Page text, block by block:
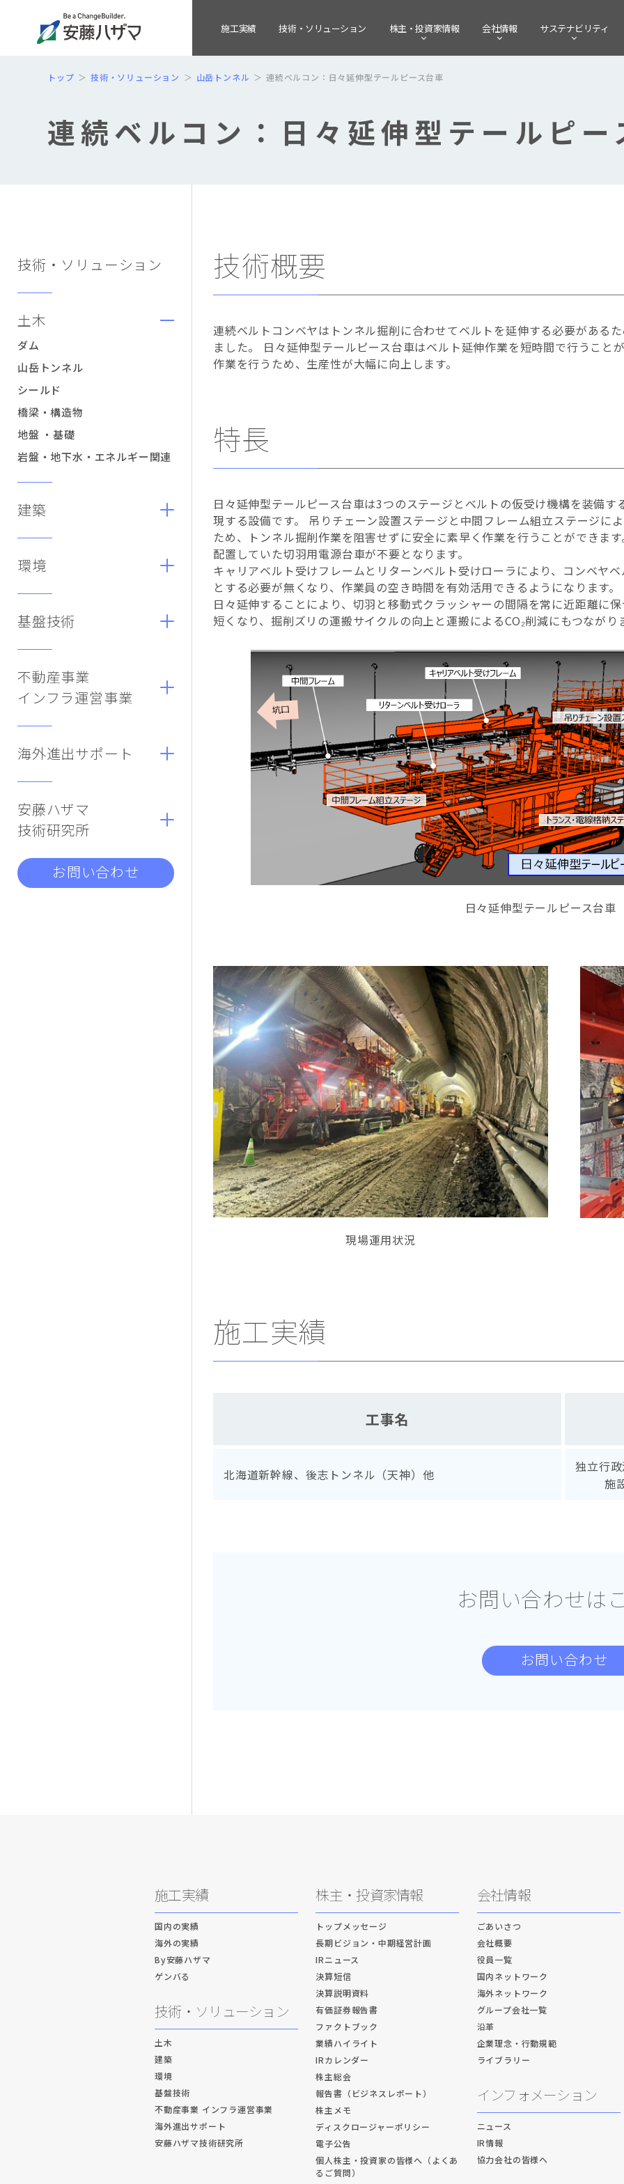
施工実績 技術・ ソリューション 株主・投資家情報 会社情報 サステナビリティ
トップ 技術・ソリューション 山岳トンネル 連続ベルコン：日々延伸型テールピース台車
連続ベルコン：日々延伸型テールピー
技術・ソリューション
土木
ダム
山岳トンネル
シールド
橋梁・構造物
地盤 ・基礎
岩盤・地下水・エネルギー関連
建築
環境
基盤技術
不動産事業
インフラ運営事業
海外進出サポート
安藤ハザマ
技術研究所
お問い合わせ
技術概要
連続ベルトコンベヤはトンネル掘削に合わせてベルトを延伸する必要がある
ました。 日々延伸型テールピース台車はベルト延伸作業を短時間で行うこ
作業を行うため、生産性が大幅に向上します。
特長
日々延伸型テールピース台車は3つのステージとベルトの仮受け機構を装備
現する設備です。 吊りチェーン設置ステージと中間フレーム組立ステージに
ため、トンネル掘削作業を阻害せずに安全に素早く作業を行うことができま
配置していた切羽用電源台車が不要となります。
キャリアベルト受けフレームとリターンベルト受けローラにより、コンベヤ
とする必要が無くなり、作業員の空き時間を有効活用できるようになります。
日々延伸することにより、切羽と移動式クラッシャーの間隔を常に近距離に
短くなり、掘削ズリの運搬サイクルの向上と運搬によるCO₂削減にもつながり
日々延伸型テールピース台
現場運用状況
施工実績
工事名
北海道新幹線、後志トンネル（天神）他
独立行
施
お問い合わせは
お問い合わせ
施工実績
国内の実績
海外の実績
By安藤ハザマ
ゲンバる
技術・ソリューション
土木
建築
環境
基盤技術
不動産事業 インフラ運営事業
海外進出サポート
安藤ハザマ技術研究所
株主・投資家情報
トップメッセージ
長期ビジョン・中期経営計画
IRニュース
決算短信
決算説明資料
有価証券報告書
ファクトブック
業績ハイライト
IRカレンダー
株主総会
報告書（ビジネスレポート）
株主メモ
ディスクロージャーポリシー
電子公告
個人株主・投資家の皆様へ（よくあ
るご質問）
会社情報
ごあいさつ
会社概要
役員一覧
国内ネットワーク
海外ネットワーク
グループ会社一覧
沿革
企業理念・行動規範
ライブラリー
インフォメーション
ニュース
IR情報
協力会社の皆様へ